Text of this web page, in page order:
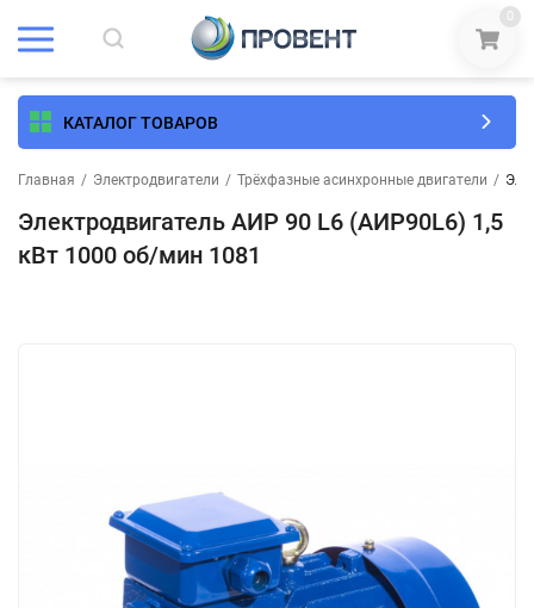
0
КАТАЛОГ ТОВАРОВ
Главная / Электродвигатели / Трёхфазные асинхронные двигатели /
Электродвигатель АИР 90 L6 (АИР90L6) 1,5
кВт 1000 об/мин 1081